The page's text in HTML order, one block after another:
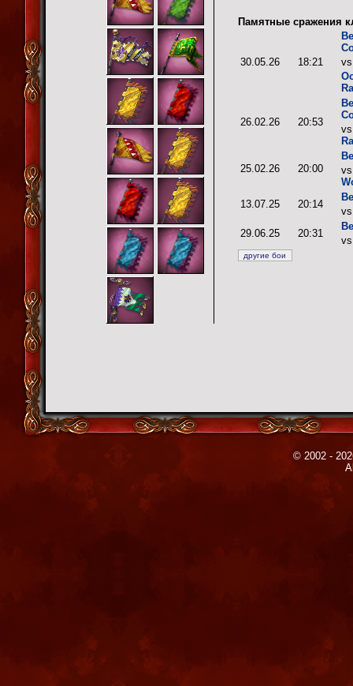
Памятные сражения
30.05.26 18:21
26.02.26 20:53
25.02.26 20:00
13.07.25
20:14
29.06.25
20:31
© 2002 -